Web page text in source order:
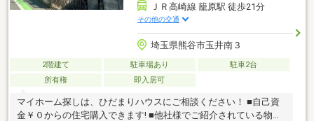
ＪＲ高崎線 籠原駅 徒歩21分
その他の交通
埼玉県熊谷市玉井南３
2階建て 駐車場あり
駐車2台
所有権
即入居可
マイホーム探しは、ひだまりハウスにご相談ください！ ■自己資
金￥０からの住宅購入できます! ■他社様でご紹介されている物件